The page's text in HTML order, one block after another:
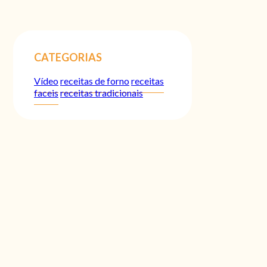
CATEGORIAS
Vídeoreceitas de fornoreceitas
faceisreceitas tradicionais